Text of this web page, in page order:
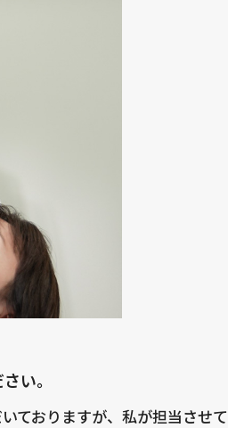
い。
ておりますが、私が担当させ